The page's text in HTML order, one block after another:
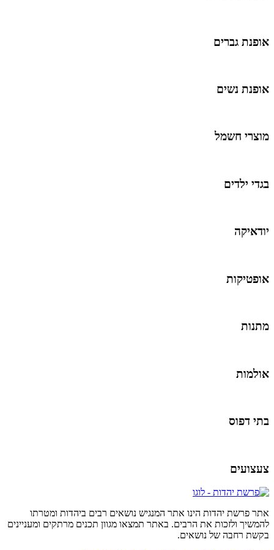
אופנת גברים
אופנת נשים
מוצרי חשמל
בגדי ילדים
יודאיקה
אופטיקות
מתנות
אולמות
בתי דפוס
צעצועים
אתר פרשת יהדות הינו אתר המנגיש נושאים רבים ביהדות ומטרתו
להמשיך ולזכות את הרבים. באתר תמצאו מגוון תכנים מרתקים ומעניינים
בקשת רחבה של נושאים.